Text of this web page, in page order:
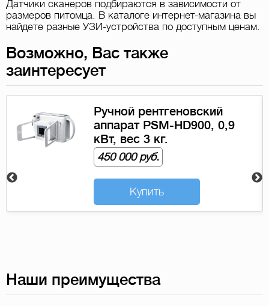
Датчики сканеров подбираются в зависимости от
размеров питомца. В каталоге интернет-магазина вы
найдете разные УЗИ-устройства по доступным ценам.
Возможно, Вас также
заинтересует
Плоскопанельный
YU Imaging Technology
4343SA проводной
790 000 руб.
Купить
Наши преимущества